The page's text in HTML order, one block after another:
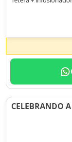
CELEBRANDO